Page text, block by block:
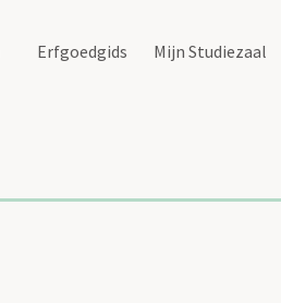
Erfgoedgids Mijn Studiezaal